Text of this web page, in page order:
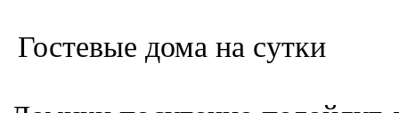
Гостевые дома на сутки